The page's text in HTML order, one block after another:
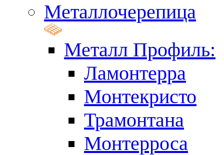
Металлочерепица
Металл Профиль:
Ламонтерра
Монтекристо
Трамонтана
Монтерроса